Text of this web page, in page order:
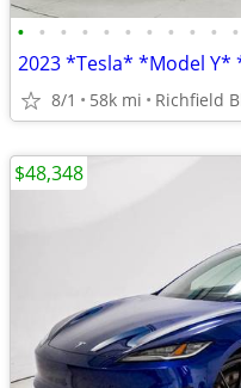
• • • • • • • • • • •
8/1 58k mi Richfield
$48,348